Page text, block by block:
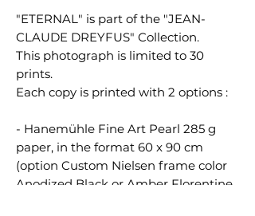
"ETERNAL" is part of the "JEAN-
CLAUDE DREYFUS" Collection.
This photograph is limited to 30
prints.
Each copy is printed with 2 options :
- Hanemühle Fine Art Pearl 285 g
paper, in the format 60 x 90 cm
(option Custom Nielsen frame color
Anodized Black or Amber Florentine,